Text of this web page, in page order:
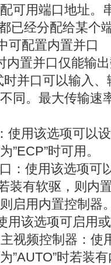
可用端口地址。
已经分配给某个
可配置内置并口
内置并口仅能输
并口可以输入
同。最大传输速
使用该选项可以
”ECP”时可用。
：使用该选项可
装有软驱，则内
启用内置控制器
用该选项可启用
视频控制器：使
”AUTO”时若装